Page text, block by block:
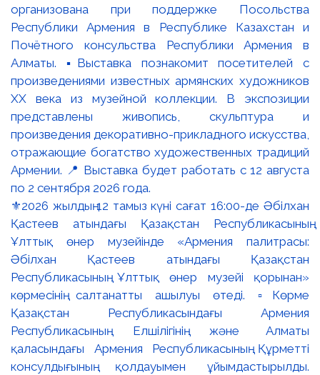
⚜️2026 жылдың 12 тамыз күні сағат 16:00-де Әбілхан
Қастеев атындағы Қазақстан Республикасының
Ұлттық өнер музейінде «Армения палитрасы:
Әбілхан Қастеев атындағы Қазақстан
Республикасының Ұлттық өнер музейі қорынан»
көрмесінің салтанатты ашылуы өтеді. ▫️Көрме
Қазақстан Республикасындағы Армения
Республикасының Елшілігінің және Алматы
қаласындағы Армения Республикасының Құрметті
консулдығының қолдауымен ұйымдастырылды.